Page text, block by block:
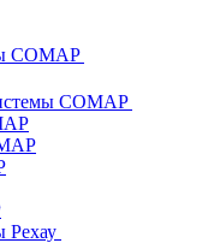
COMAP
COMAP
Рехау